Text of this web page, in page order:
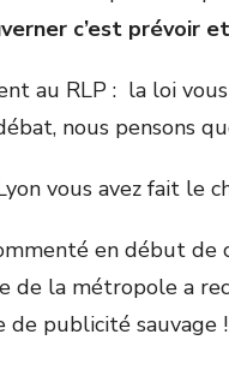
c’est prévoir
au RLP : la loi
nous pensons
vous avez fait le
en début de
la métropole a
publicité sauvage !